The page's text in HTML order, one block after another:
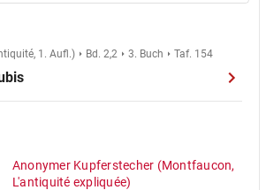
1. Aufl.) Bd. 2,2 3. Buch Taf. 154
Anonymer Kupferstecher (Montfaucon,
L'antiquité expliquée)